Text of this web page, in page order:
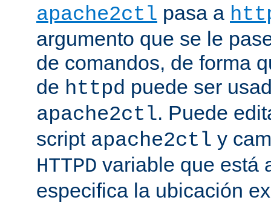
apache2ctl pasa a
argumento que se le
de comandos, de forma
de httpd puede ser
apache2ctl. Puede
script apache2ctl y
HTTPD variable que está
especifica la ubicación